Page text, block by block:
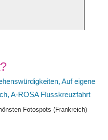
Fotospots (Frankreich)